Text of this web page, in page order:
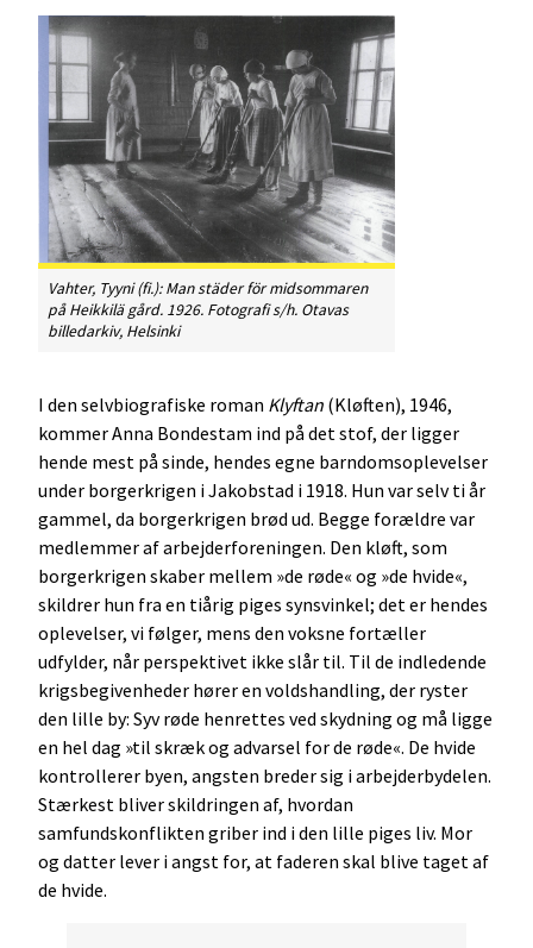
Vahter, Tyyni (fi.): Man städer för midsommaren
på Heikkilä gård. 1926. Fotografi s/h. Otavas
billedarkiv, Helsinki
I den selvbiografiske roman Klyftan (Kløften), 1946,
kommer Anna Bondestam ind på det stof, der ligger
hende mest på sinde, hendes egne barndomsoplevelser
under borgerkrigen i Jakobstad i 1918. Hun var selv ti år
gammel, da borgerkrigen brød ud. Begge forældre var
medlemmer af arbejderforeningen. Den kløft, som
borgerkrigen skaber mellem »de røde« og »de hvide«,
skildrer hun fra en tiårig piges synsvinkel; det er hendes
oplevelser, vi følger, mens den voksne fortæller
udfylder, når perspektivet ikke slår til. Til de indledende
krigsbegivenheder hører en voldshandling, der ryster
den lille by: Syv røde henrettes ved skydning og må ligge
en hel dag »til skræk og advarsel for de røde«. De hvide
kontrollerer byen, angsten breder sig i arbejderbydelen.
Stærkest bliver skildringen af, hvordan
samfundskonflikten griber ind i den lille piges liv. Mor
og datter lever i angst for, at faderen skal blive taget af
de hvide.